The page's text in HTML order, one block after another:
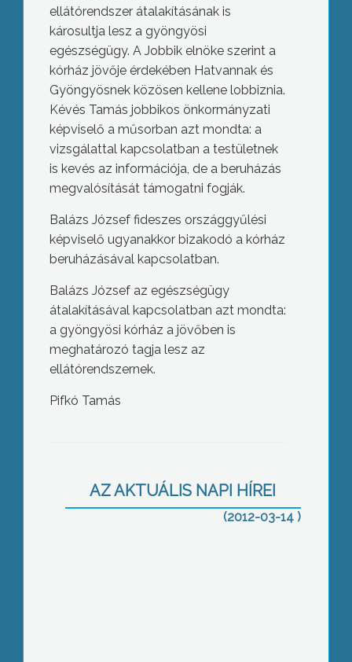
ellátórendszer átalakításának is
károsultja lesz a gyöngyösi
egészségügy. A Jobbik elnöke szerint a
kórház jövője érdekében Hatvannak és
Gyöngyösnek közösen kellene lobbiznia.
Kévés Tamás jobbikos önkormányzati
képviselő a műsorban azt mondta: a
vizsgálattal kapcsolatban a testületnek
is kevés az információja, de a beruházás
megvalósítását támogatni fogják.
Balázs József fideszes országgyűlési
képviselő ugyanakkor bizakodó a kórház
beruházásával kapcsolatban.
Balázs József az egészségügy
átalakításával kapcsolatban azt mondta:
a gyöngyösi kórház a jövőben is
meghatározó tagja lesz az
ellátórendszernek.
Pifkó Tamás
AZ AKTUÁLIS NAPI HÍREI
(2012-03-14 )